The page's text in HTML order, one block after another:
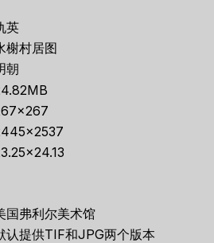
英
榭村居图
朝
国弗利尔美术馆
认提供TIF和JPG两个版本